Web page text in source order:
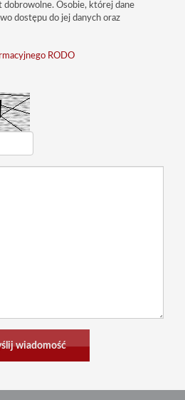
dobrowolne. Osobie, której dane
dostępu do jej danych oraz
RODO